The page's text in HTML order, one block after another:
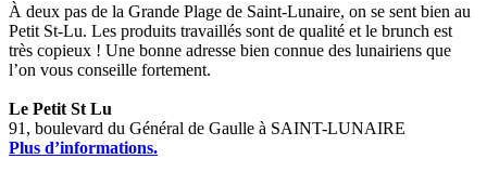
À deux pas de la Grande Plage de Saint-Lunaire, on se sent bien au
Petit St-Lu. Les produits travaillés sont de qualité et le brunch est
très copieux ! Une bonne adresse bien connue des lunairiens que
l’on vous conseille fortement.
Le Petit St Lu
91, boulevard du Général de Gaulle à SAINT-LUNAIRE
Plus d’informations.